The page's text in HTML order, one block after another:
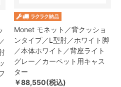
Monet モネット／背クッショ
ンタイプ／L型肘／ホワイト脚
／本体ホワイト／背座ライト
グレー／カーペット用キャス
ター
￥88,550(税込)